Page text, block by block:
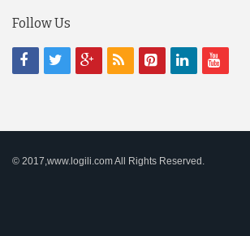
Follow Us
© 2017,www.logili.com All Rights Reserved.